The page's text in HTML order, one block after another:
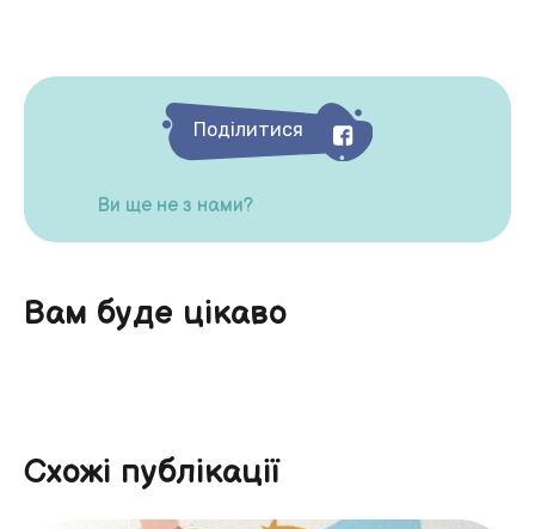
Поділитися
Ви ще не з нами?
Вам буде цікаво
Схожі публікації